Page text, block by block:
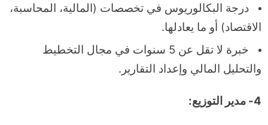
درجة البكالوريوس في تخصصات (المالية، المحاسبة،
الاقتصاد) أو ما يعادلها.
خبرة لا تقل عن 5 سنوات في مجال التخطيط
والتحليل المالي وإعداد التقارير.
4- مدير التوزيع: